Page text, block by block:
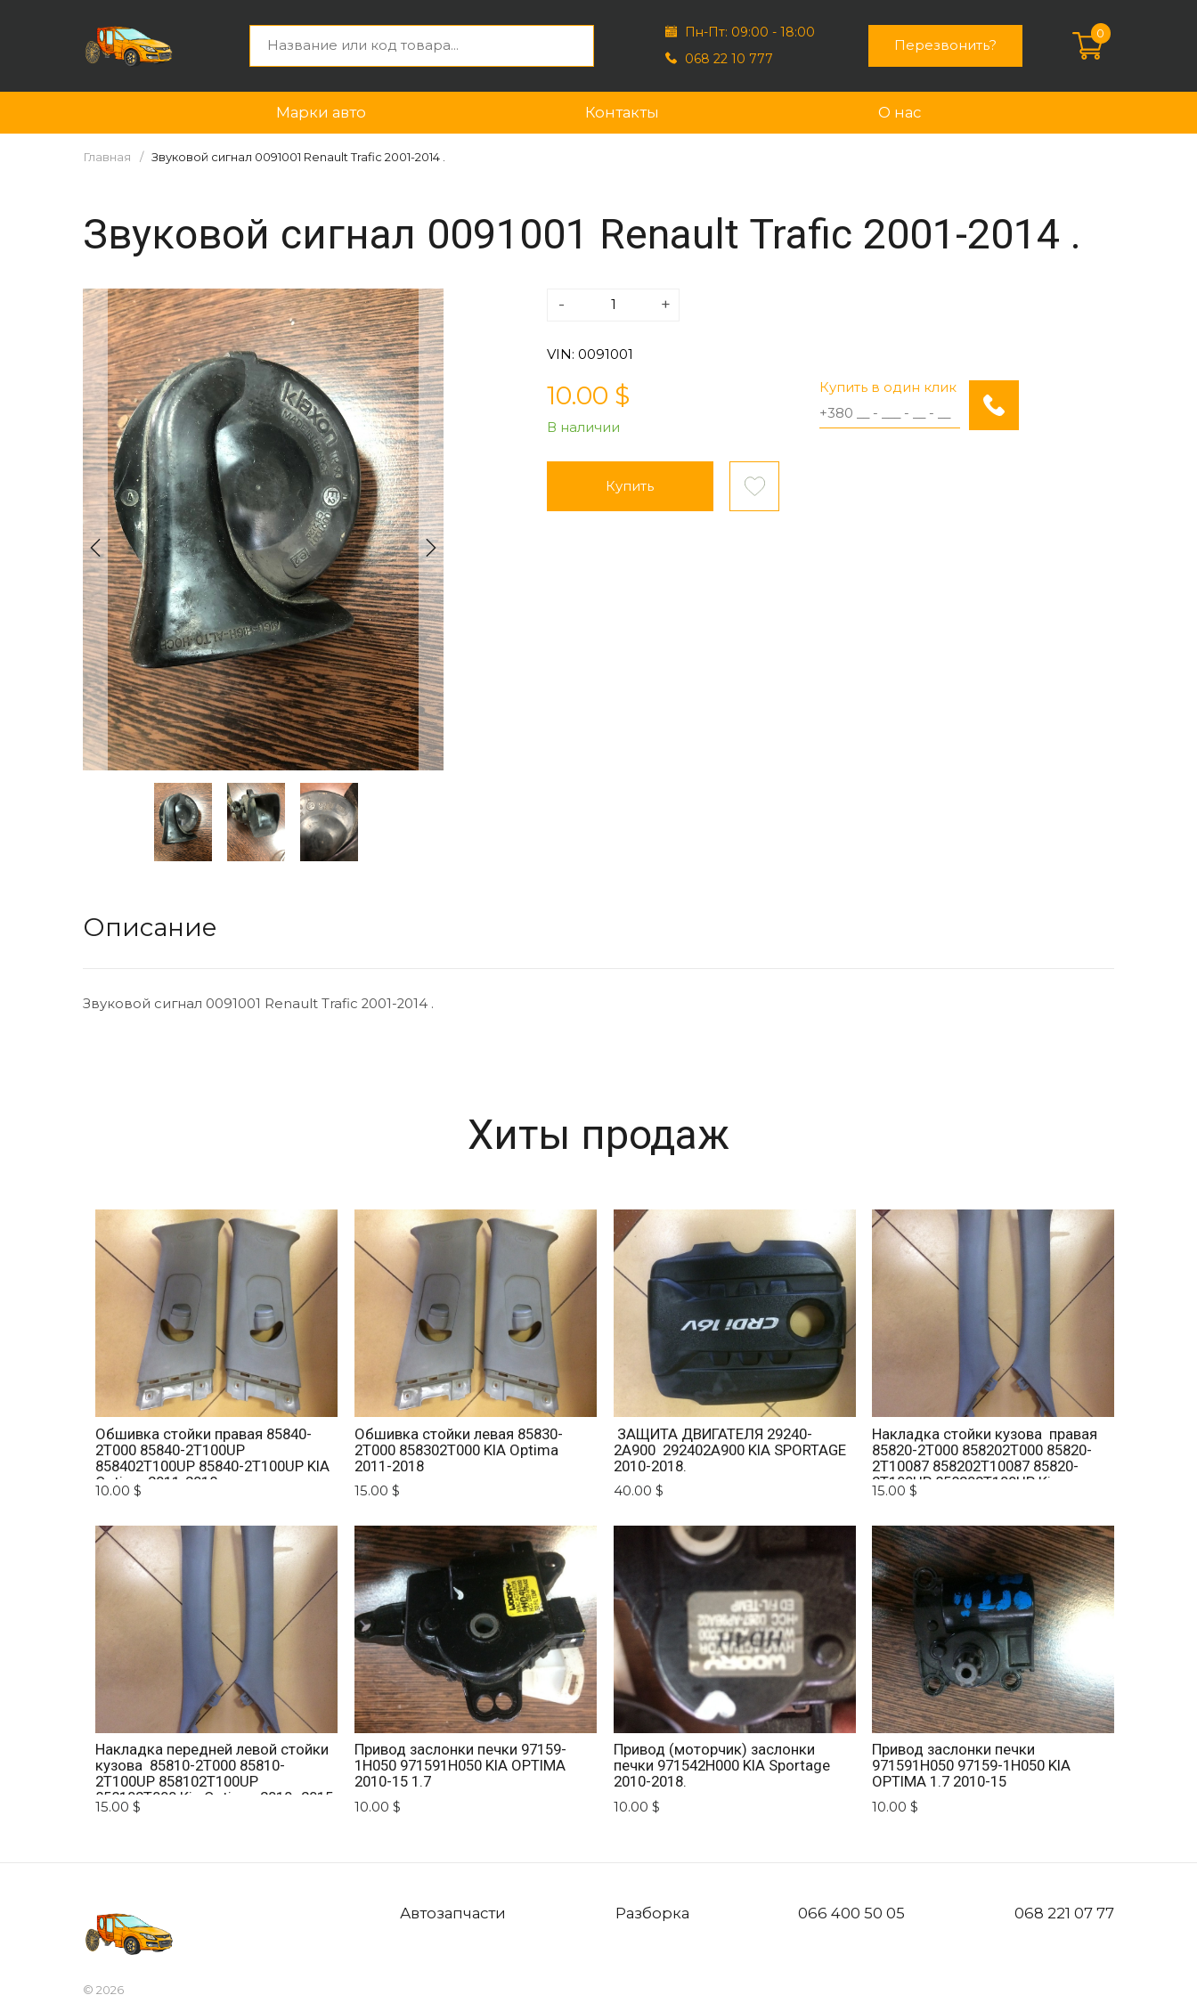
Пн-Пт: 09:00 - 18:00
068 22 10 777
Перезвонить?
0
Марки авто Контакты О нас
Главная Звуковой сигнал 0091001 Renault Trafic 2001-2014 .
Звуковой сигнал 0091001 Renault Trafic 2001-2014 .
- +
VIN: 0091001
10.00 $
В наличии
Купить в один клик
Купить
Описание
Звуковой сигнал 0091001 Renault Trafic 2001-2014 .
Хиты продаж
Обшивка стойки правая 85840-
2T000 85840-2T100UP
858402T100UP 85840-2T100UP KIA
Optima 2011-2018
10.00 $
Обшивка стойки левая 85830-
2T000 858302T000 KIA Optima
2011-2018
15.00 $
ЗАЩИТА ДВИГАТЕЛЯ 29240-
2A900 292402A900 KIA SPORTAGE
2010-2018.
40.00 $
Накладка стойки кузова правая
85820-2T000 858202T000 85820-
2T10087 858202T10087 85820-
2T100UP 858202T100UP Kia
Optima 2010 -2015
15.00 $
Накладка передней левой стойки
кузова 85810-2T000 85810-
2T100UP 858102T100UP
858102T000 Kia Optima 2010 -2015.
15.00 $
Привод заслонки печки 97159-
1H050 971591H050 KIA OPTIMA
2010-15 1.7
10.00 $
Привод (моторчик) заслонки
печки 971542H000 KIA Sportage
2010-2018.
10.00 $
Привод заслонки печки
971591H050 97159-1H050 KIA
OPTIMA 1.7 2010-15
10.00 $
© 2026
Автозапчасти Разборка 066 400 50 05 068 221 07 77